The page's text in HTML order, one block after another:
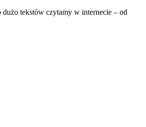
tekstów czytamy w internecie – od